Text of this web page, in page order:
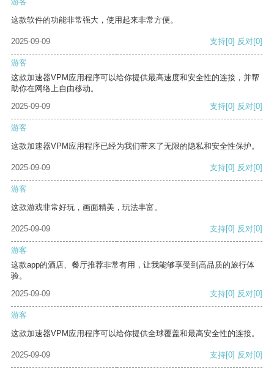
这款软件的功能非常强大，使用起来非常方便。
2025-09-09 支持[0] 反对[0]
游客
这款加速器VPM应用程序可以给你提供最高速度和安全性的连接，并帮
助你在网络上自由移动。
2025-09-09
支持[0] 反对[0]
游客
这款加速器VPM应用程序已经为我们带来了无限的隐私和安全性保护。
2025-09-09 支持[0] 反对[0]
游客
这款游戏非常好玩，画面精美，玩法丰富。
2025-09-09 支持[0] 反对[0]
游客
这款app的酒店、餐厅推荐非常有用，让我能够享受到高品质的旅行体
验。
2025-09-09
支持[0] 反对[0]
游客
这款加速器VPM应用程序可以给你提供全球覆盖和最高安全性的连接。
2025-09-09 支持[0] 反对[0]